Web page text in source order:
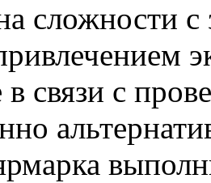
сложности с
связи с